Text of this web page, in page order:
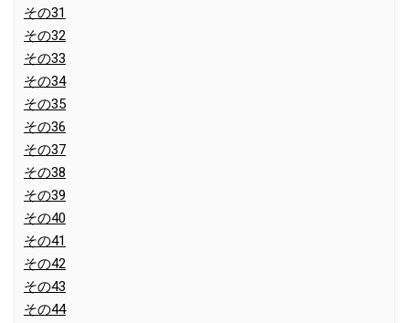
その31
その32
その33
その34
その35
その36
その37
その38
その39
その40
その41
その42
その43
その44